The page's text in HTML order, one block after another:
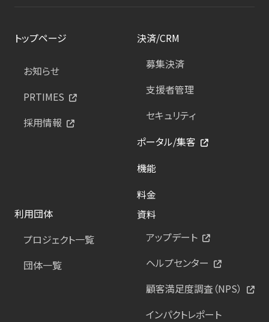
トップページ
お知らせ
PRTIMES
採用情報
決済/CRM
募集決済
支援者管理
セキュリティ
ポータル/集客
機能
料金
利用団体
プロジェクト一覧
団体一覧
資料
アップデート
ヘルプセンター
顧客満足度調査（NPS）
インパクトレポート